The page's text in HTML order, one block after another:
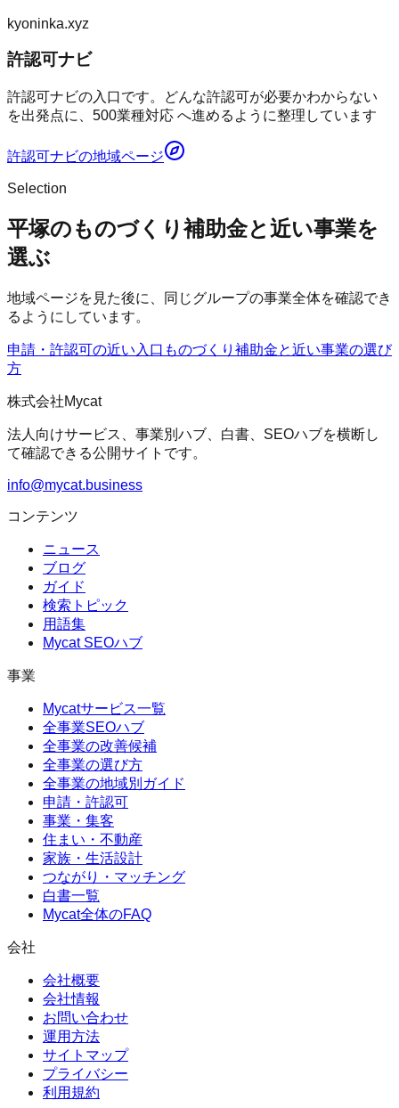
kyoninka.xyz
許認可ナビ
許認可ナビの入口です。どんな許認可が必要かわからない
を出発点に、500業種対応 へ進めるように整理しています
許認可ナビの地域ページ
Selection
平塚のものづくり補助金と近い事業を
選ぶ
地域ページを見た後に、同じグループの事業全体を確認でき
るようにしています。
申請・許認可の近い入口 ものづくり補助金と近い事業の選び
方
株式会社Mycat
法人向けサービス、事業別ハブ、白書、SEOハブを横断し
て確認できる公開サイトです。
info@mycat.business
コンテンツ
ニュース
ブログ
ガイド
検索トピック
用語集
Mycat SEOハブ
事業
Mycatサービス一覧
全事業SEOハブ
全事業の改善候補
全事業の選び方
全事業の地域別ガイド
申請・許認可
事業・集客
住まい・不動産
家族・生活設計
つながり・マッチング
白書一覧
Mycat全体のFAQ
会社
会社概要
会社情報
お問い合わせ
運用方法
サイトマップ
プライバシー
利用規約